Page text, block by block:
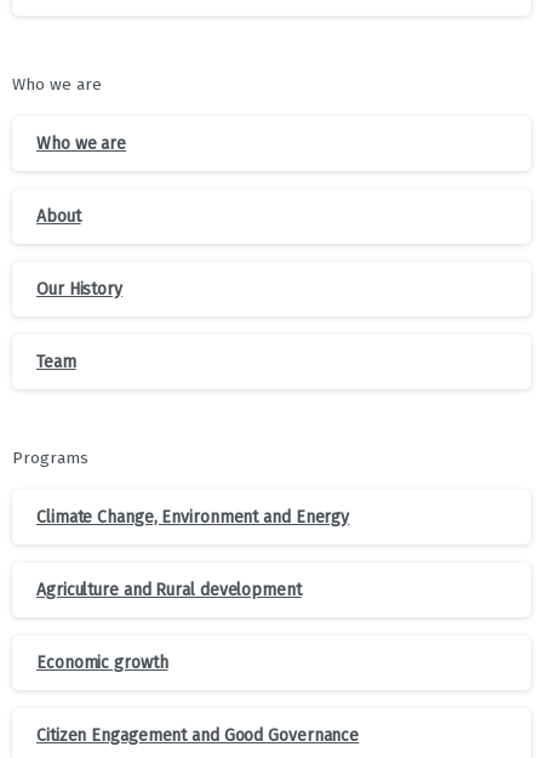
Who we are
Who we are
About
Our History
Team
Programs
Climate Change, Environment and Energy
Agriculture and Rural development
Economic growth
Citizen Engagement and Good Governance